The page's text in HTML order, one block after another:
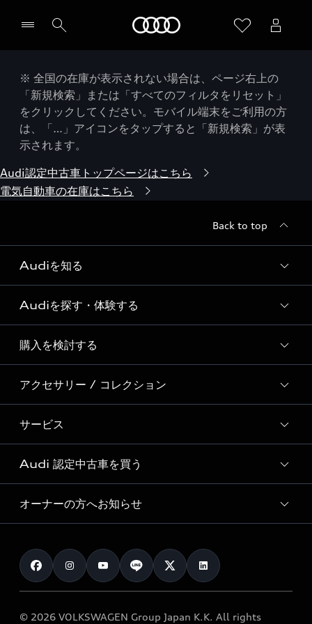
※ 全国の在庫が表示されない場合は、ページ右上の
「新規検索」または「すべてのフィルタをリセット」
をクリックしてください。モバイル端末をご利用の方
は、「…」アイコンをタップすると「新規検索」が表
示されます。
Audi認定中古車トップページはこちら
電気自動車の在庫はこちら
Back to top
Audiを知る
Audi ブランド
Story of Progress
Audi Sport
Formula 1®
デジタルサービス
Audiを探す・体験する
ディーラー検索
新車在庫検索
試乗車・展示車検索
見積り依頼
試乗予約
購入を検討する
モデル一覧
特別仕様モデル / 限定モデル
e-tronラインアップ
価格シミュレーション
車両比較
カタログ一覧
アクセサリー / コレクション
純正アクセサリー
オンラインショップ
Audi collection
アウディナビアプリ
サービス
サービス入庫予約
サービスプログラム
メンテナンス
車検 / 定期点検
e-tronアフターサポート
Audi 認定中古車を買う
Audi認定中古車
クオリティ
保証
メンテナンス
オーナーの方へお知らせ
お知らせ
オーナー様向けキャンペーン
© 2026 VOLKSWAGEN Group Japan K.K. All rights